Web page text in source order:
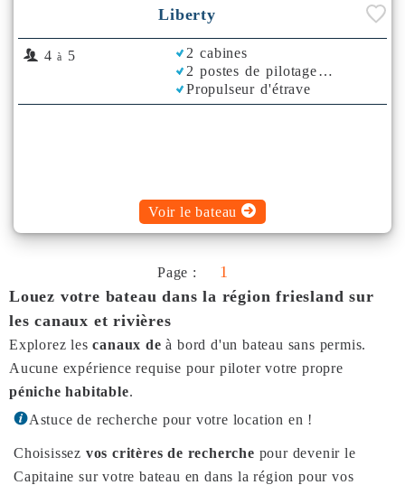
Liberty
4 à 5
2 cabines
2 postes de pilotage
Propulseur d'étrave
Climatisation
Voir le bateau
Page :
1
Louez votre bateau dans la région friesland sur
les canaux et rivières
Explorez lescanaux deà bord d'un bateau sans permis.
Aucune expérience requise pour piloter votre propre
péniche habitable.
Astuce de recherche pour votre location en !
Choisissez vos critères de recherche pour devenir le
Capitaine sur votre bateau en dans la région pour vos